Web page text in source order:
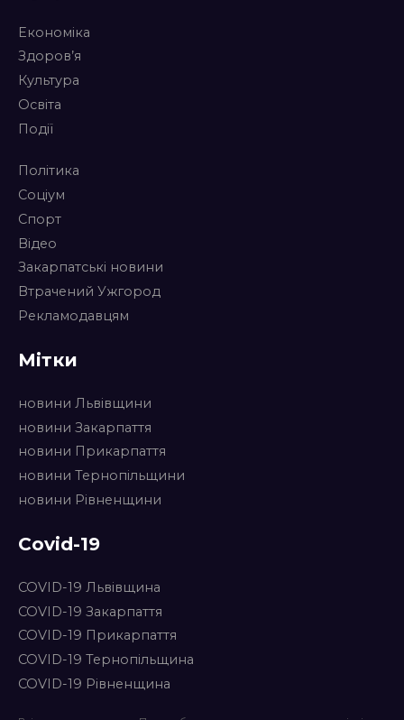
Економіка
Здоров’я
Культура
Освіта
Події
Політика
Соціум
Спорт
Відео
Закарпатські новини
Втрачений Ужгород
Рекламодавцям
Мітки
новини Львівщини
новини Закарпаття
новини Прикарпаття
новини Тернопільщини
новини Рівненщини
Covid-19
COVID-19 Львівщина
COVID-19 Закарпаття
COVID-19 Прикарпаття
COVID-19 Тернопільщина
COVID-19 Рівненщина